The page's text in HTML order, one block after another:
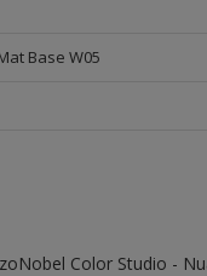
Base W05
Color Studio -